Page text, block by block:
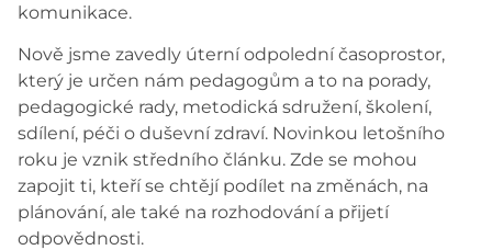
komunikace.
Nově jsme zavedly úterní odpolední časoprostor,
který je určen nám pedagogům a to na porady,
pedagogické rady, metodická sdružení, školení,
sdílení, péči o duševní zdraví. Novinkou letošního
roku je vznik středního článku. Zde se mohou
zapojit ti, kteří se chtějí podílet na změnách, na
plánování, ale také na rozhodování a přijetí
odpovědnosti.